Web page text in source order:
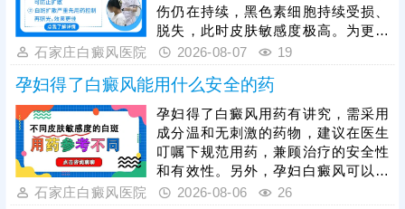
伤仍在持续，黑色素细胞持续受损、
脱失，此时皮肤敏感度极高。为更好
保障治疗安全与疗效，临床通常建议
患者先通过药物干预稳定病情，抑制
白斑扩散，具体用药方案需由医生根
据个人病情、体质制定，患者严格遵
医嘱使用，切勿自行用药。待白斑完
全稳定后，再启动光疗，光疗需严控
剂量，采用温和适配的低剂量循序渐
进治疗，同时做好日常护理，规避外
界刺激，稳固病情，提升整体治疗效
石家庄白癜风医院 2026-08-07 19
孕妇得了白癜风能用什么安全的药
孕妇得了白癜风用药有讲究，需采用
成分温和无刺激的药物，建议在医生
叮嘱下规范用药，兼顾治疗的安全性
和有效性。另外，孕妇白癜风可以照
光治疗，如美国进口308准分子激
石家庄白癜风医院 2026-08-06 26